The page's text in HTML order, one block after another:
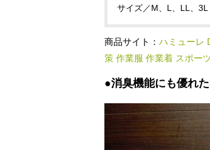
サイズ／M、L、LL、3L
商品サイト： ハミューレ
策 作業服 作業着 スポー
●消臭機能にも優れ